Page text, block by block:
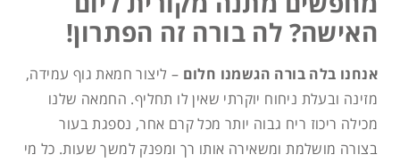
האישה? לה בורה זה הפתרון!
אנחנו בלה בורה הגשמנו חלום – ליצור חמאת גוף עמידה,
מזינה ובעלת ניחוח יוקרתי שאין לו תחליף. החמאה שלנו
מכילה ריכוז ריח גבוה יותר מכל קרם אחר, נספגת בעור
בצורה מושלמת ומשאירה אותו רך ומפנק למשך שעות. כל מי